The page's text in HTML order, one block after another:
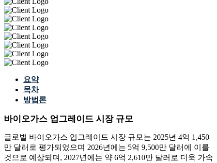
요약
목차
방법론
바이오가스 업그레이드 시장 규모
글로벌 바이오가스 업그레이드 시장 규모는 2025년 4억 1,450
만 달러로 평가되었으며 2026년에는 5억 9,500만 달러에 이를
것으로 예상되며, 2027년에는 약 6억 2,610만 달러로 더욱 가속